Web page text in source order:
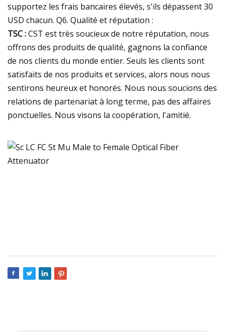
supportez les frais bancaires élevés, s'ils dépassent 30
USD chacun. Q6. Qualité et réputation :
TSC :CST est très soucieux de notre réputation, nous
offrons des produits de qualité, gagnons la confiance
de nos clients du monde entier. Seuls les clients sont
satisfaits de nos produits et services, alors nous nous
sentirons heureux et honorés. Nous nous soucions des
relations de partenariat à long terme, pas des affaires
ponctuelles. Nous visons la coopération, l'amitié.